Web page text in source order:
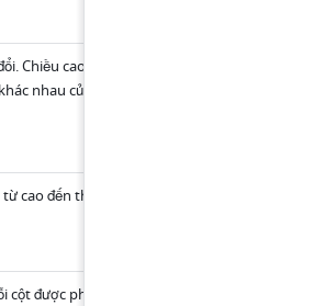
Chiều cao và chiều rộng của các lớp khác nhau
nhau của quá trình.
cao đến thấp, giúp dễ dàng nhận biết các yếu
được phân biệt bằng màu sắc và hướng để